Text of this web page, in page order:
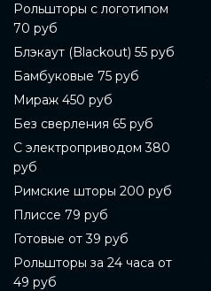
Рольшторы с логотипом
70 руб
Блэкаут (Blackout) 55 руб
Бамбуковые 75 руб
Мираж 450 руб
Без сверления 65 руб
С электроприводом 380
руб
Римские шторы 200 руб
Плиссе 79 руб
Готовые от 39 руб
Рольшторы за 24 часа от
49 руб